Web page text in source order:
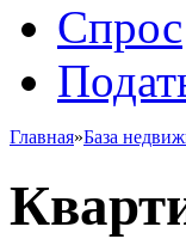
Спрос
Главная»База